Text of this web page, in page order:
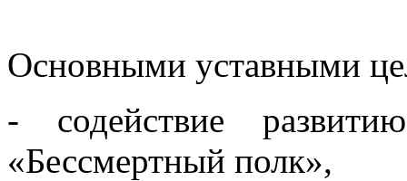
Основными уставными
- содействие
«Бессмертный полк»,